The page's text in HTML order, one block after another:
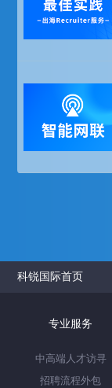
科锐国际首页
专业服务
中高端人才访寻
招聘流程外包